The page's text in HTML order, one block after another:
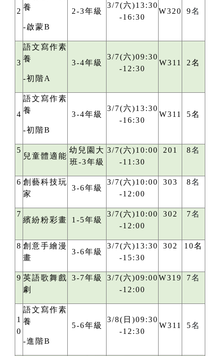
2 養
-啟蒙B
2-3年級
3/7(六)13:30
-16:30
W320 9名
3
語文寫作素
養
-初階A
3-4年級
3/7(六)09:30
-12:30
W311 2名
4
語文寫作素
養
-初階B
3-4年級
3/7(六)13:30
-16:30
W311 5名
5
兒童體適能
幼兒園大
班-3年級
3/7(六)10:00
-11:30
201 8名
6 創藝科技玩
家
3-6年級
3/7(六)10:00
-12:00
303 8名
7
繽紛粉彩畫 1-5年級
3/7(六)10:00
-12:00
302 7名
8 創意手繪漫
畫
3-6年級
3/7(六)13:30
-15:30
302 10名
9 英語歌舞戲
劇
3-7年級
3/7(六)09:00
-12:00
W319 7名
1
0
語文寫作素
養
-進階B
5-6年級
3/8(日)09:30
-12:30
W311 5名